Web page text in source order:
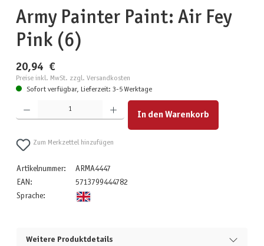
Army Painter Paint: Air Fey
Pink (6)
20,94 €
Preise inkl. MwSt. zzgl. Versandkosten
Sofort verfügbar, Lieferzeit: 3-5 Werktage
Produkt Anzahl: Gib den gewünschten Wert ein oder benutze die Schaltflächen um die Anzahl zu
In den Warenkorb
Zum Merkzettel hinzufügen
Artikelnummer:
ARMA4447
EAN:
5713799444782
Sprache:
Weitere Produktdetails